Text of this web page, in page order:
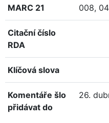
MARC 21 008,
Citační číslo
RDA
Klíčová slova
Komentáře šlo
přidávat do
26.